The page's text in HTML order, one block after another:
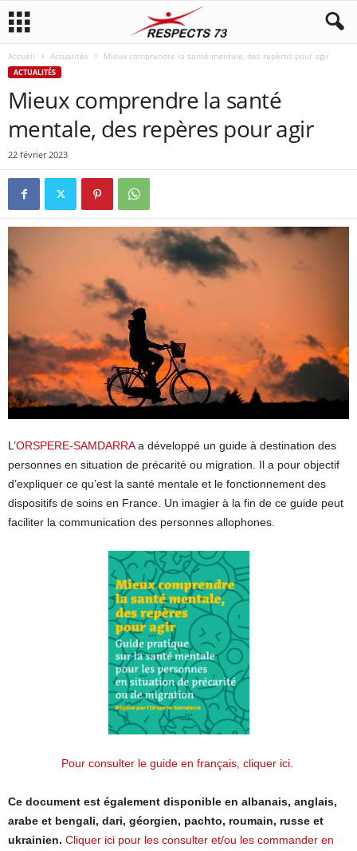
Accueil Actualités Mieux comprendre la santé mentale, des repères pour agir
ACTUALITÉS
Mieux comprendre la santé
mentale, des repères pour agir
22 février 2023
L’ORSPERE-SAMDARRAa développé un guide à destination des
personnes en situation de précarité ou migration. Il a pour objectif
d’expliquer ce qu’est la santé mentale et le fonctionnement des
dispositifs de soins en France. Un imagier à la fin de ce guide peut
faciliter la communication des personnes allophones.
Pour consulter le guide en français, cliquer ici.
Ce document est également disponible en albanais, anglais,
arabe et bengali, dari, géorgien, pachto, roumain, russe et
ukrainien. Cliquer ici pour les consulter et/ou les commander en